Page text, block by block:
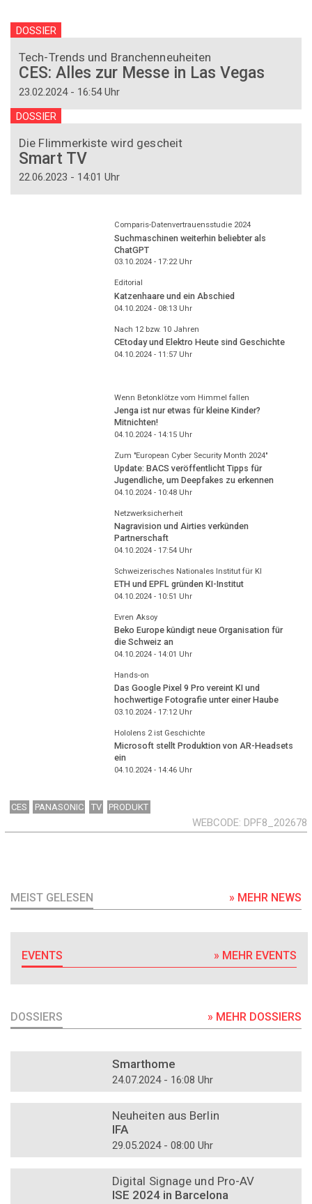
DOSSIER
Tech-Trends und Branchenneuheiten
CES: Alles zur Messe in Las Vegas
23.02.2024 - 16:54 Uhr
DOSSIER
Die Flimmerkiste wird gescheit
Smart TV
22.06.2023 - 14:01 Uhr
Comparis-Datenvertrauensstudie 2024
Suchmaschinen weiterhin beliebter als
ChatGPT
03.10.2024 - 17:22Uhr
Editorial
Katzenhaare und ein Abschied
04.10.2024 - 08:13Uhr
Nach 12 bzw. 10 Jahren
CEtoday und Elektro Heute sind Geschichte
04.10.2024 - 11:57Uhr
Wenn Betonklötze vom Himmel fallen
Jenga ist nur etwas für kleine Kinder?
Mitnichten!
04.10.2024 - 14:15Uhr
Zum "European Cyber Security Month 2024"
Update: BACS veröffentlicht Tipps für
Jugendliche, um Deepfakes zu erkennen
04.10.2024 - 10:48Uhr
Netzwerksicherheit
Nagravision und Airties verkünden
Partnerschaft
04.10.2024 - 17:54Uhr
Schweizerisches Nationales Institut für KI
ETH und EPFL gründen KI-Institut
04.10.2024 - 10:51 Uhr
Evren Aksoy
Beko Europe kündigt neue Organisation für
die Schweiz an
04.10.2024 - 14:01 Uhr
Hands-on
Das Google Pixel 9 Pro vereint KI und
hochwertige Fotografie unter einer Haube
03.10.2024 - 17:12Uhr
Hololens 2 ist Geschichte
Microsoft stellt Produktion von AR-Headsets
ein
04.10.2024 - 14:46Uhr
CES PANASONIC TV PRODUKT
WEBCODE DPF8_202678
MEIST GELESEN » MEHR NEWS
EVENTS » MEHR EVENTS
DOSSIERS » MEHR DOSSIERS
Smarthome
24.07.2024 - 16:08 Uhr
Neuheiten aus Berlin
IFA
29.05.2024 - 08:00 Uhr
Digital Signage und Pro-AV
ISE 2024 in Barcelona